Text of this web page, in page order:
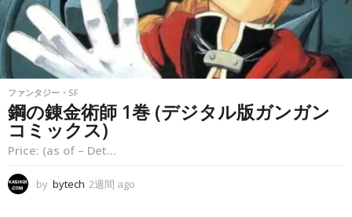
ファンタジー・SF
鋼の錬金術師 1巻 (デジタル版ガンガン
コミックス)
Price: (as of – Det...
by bytech 2週間 ago